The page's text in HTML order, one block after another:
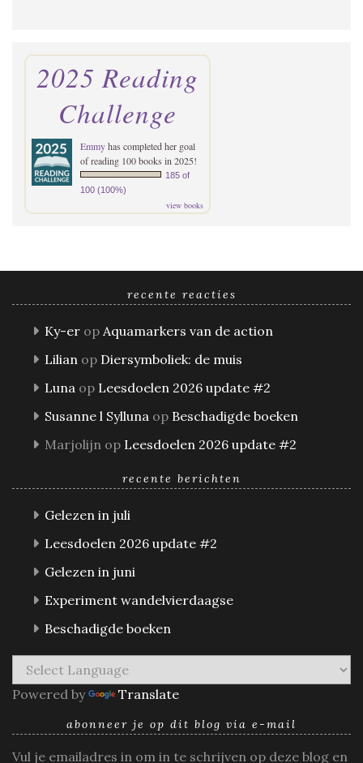
2025 Reading
Challenge
Emmyhas completed her goal
of reading 100 books in 2025!
185 of
100 (100%)
view books
recente reacties
Ky-er op Aquamarkers van de action
Lilian op Diersymboliek: de muis
Luna op Leesdoelen 2026 update #2
Susanne l Sylluna op Beschadigde boeken
Marjolijn op Leesdoelen 2026 update #2
recente berichten
Gelezen in juli
Leesdoelen 2026 update #2
Gelezen in juni
Experiment wandelvierdaagse
Beschadigde boeken
Powered by Translate
abonneer je op dit blog via e-mail
Vul je emailadres in om in te schrijven op deze blog en